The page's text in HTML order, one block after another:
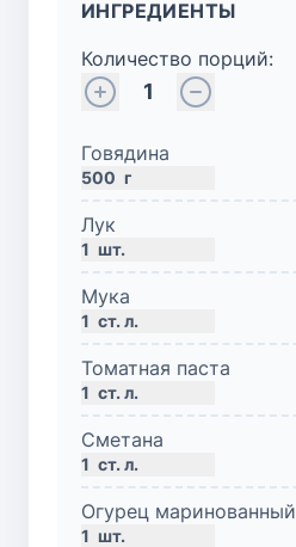
ИНГРЕДИЕНТЫ
Количество порций:
1
Говядина
500 г
Лук
1 шт.
Мука
1 ст. л.
Томатная паста
1 ст. л.
Сметана
1 ст. л.
Огурец маринованный
1 шт.